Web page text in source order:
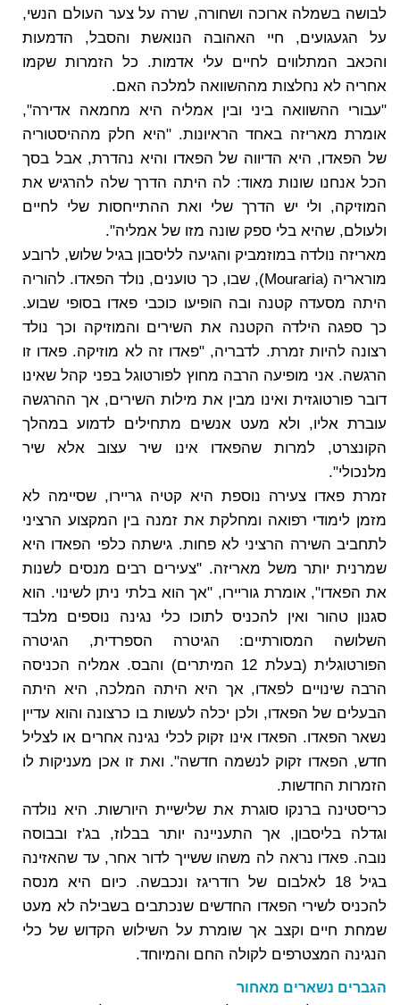
לבושה בשמלה ארוכה ושחורה, שרה על צער העולם הנשי,
על הגעגועים, חיי האהובה הנואשת והסבל, הדמעות
והכאב המתלווים לחיים עלי אדמות. כל הזמרות שקמו
אחריה לא נחלצות מההשוואה למלכה האם.
"עבורי ההשוואה ביני ובין אמליה היא מחמאה אדירה",
אומרת מאריזה באחד הראיונות. "היא חלק מההיסטוריה
של הפאדו, היא הדיווה של הפאדו והיא נהדרת, אבל בסך
הכל אנחנו שונות מאוד: לה היתה הדרך שלה להרגיש את
המוזיקה, ולי יש הדרך שלי ואת ההתייחסות שלי לחיים
ולעולם, שהיא בלי ספק שונה מזו של אמליה".
מאריזה נולדה במוזמביק והגיעה לליסבון בגיל שלוש, לרובע
מוראריה (Mouraria), שבו, כך טוענים, נולד הפאדו. להוריה
היתה מסעדה קטנה ובה הופיעו כוכבי פאדו בסופי שבוע.
כך ספגה הילדה הקטנה את השירים והמוזיקה וכך נולד
רצונה להיות זמרת. לדבריה, "פאדו זה לא מוזיקה. פאדו זו
הרגשה. אני מופיעה הרבה מחוץ לפורטוגל בפני קהל שאינו
דובר פורטוגזית ואינו מבין את מילות השירים, אך ההרגשה
עוברת אליו, ולא מעט אנשים מתחילים לדמוע במהלך
הקונצרט, למרות שהפאדו אינו שיר עצוב אלא שיר
מלנכולי".
זמרת פאדו צעירה נוספת היא קטיה גריירו, שסיימה לא
מזמן לימודי רפואה ומחלקת את זמנה בין המקצוע הרציני
לתחביב השירה הרציני לא פחות. גישתה כלפי הפאדו היא
שמרנית יותר משל מאריזה. "צעירים רבים מנסים לשנות
את הפאדו", אומרת גוריירו, "אך הוא בלתי ניתן לשינוי. הוא
סגנון טהור ואין להכניס לתוכו כלי נגינה נוספים מלבד
השלושה המסורתיים: הגיטרה הספרדית, הגיטרה
הפורטוגלית (בעלת 12 המיתרים) והבס. אמליה הכניסה
הרבה שינויים לפאדו, אך היא היתה המלכה, היא היתה
הבעלים של הפאדו, ולכן יכלה לעשות בו כרצונה והוא עדיין
נשאר הפאדו. הפאדו אינו זקוק לכלי נגינה אחרים או לצליל
חדש, הפאדו זקוק לנשמה חדשה". ואת זו אכן מעניקות לו
הזמרות החדשות.
כריסטינה ברנקו סוגרת את שלישיית היורשות. היא נולדה
וגדלה בליסבון, אך התעניינה יותר בבלוז, בג'ז ובבוסה
נובה. פאדו נראה לה משהו ששייך לדור אחר, עד שהאזינה
בגיל 18 לאלבום של רודריגז ונכבשה. כיום היא מנסה
להכניס לשירי הפאדו החדשים שנכתבים בשבילה לא מעט
שמחת חיים וקצב אך שומרת על השילוש הקדוש של כלי
הנגינה המצטרפים לקולה החם והמיוחד.
הגברים נשארים מאחור